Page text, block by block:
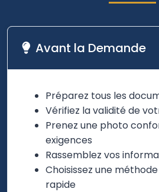
Avant la Demande
Préparez tous les
Vérifiez la validité de
Prenez une photo
exigences
Rassemblez vos
Choisissez une
rapide